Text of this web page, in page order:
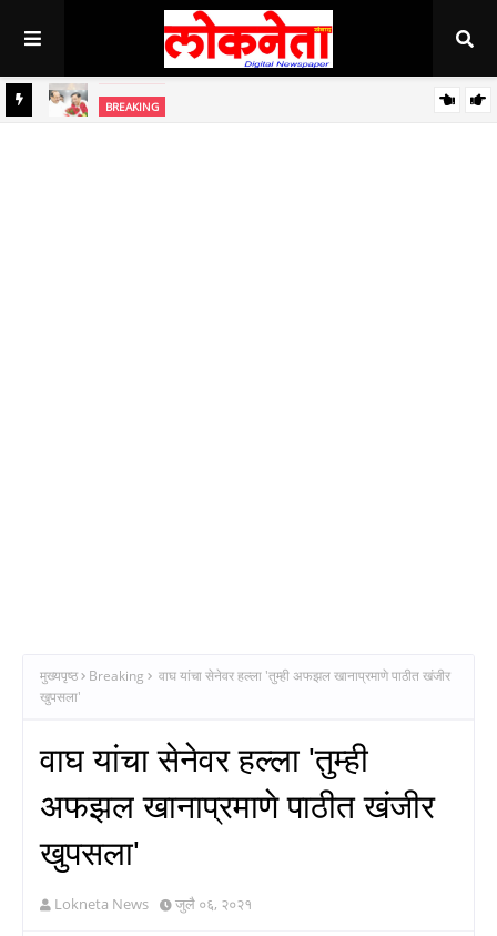
अहिल्यानगर राज्यात सर्वाधिक थंड..!
BREAKING
मुख्यपृष्ठ Breaking
वाघ यांचा सेनेवर हल्ला 'तुम्ही अफझल खानाप्रमाणे पाठीत खंजीर
खुपसला'
वाघ यांचा सेनेवर हल्ला 'तुम्ही
अफझल खानाप्रमाणे पाठीत खंजीर
खुपसला'
Lokneta News जुलै ०६, २०२१